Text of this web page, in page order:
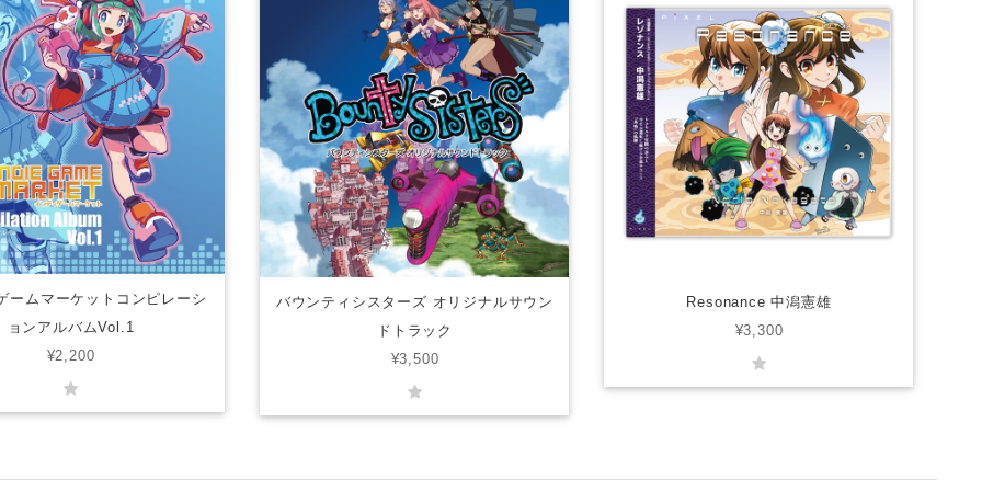
ームマーケットコンピレーシ
ョンアルバムVol.1
¥2,200
バウンティシスターズ オリジナルサウン
ドトラック
¥3,500
Resonance 中潟憲雄
¥3,300